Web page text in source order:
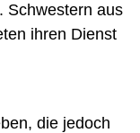
Schwestern aus
ihren Dienst
die jedoch